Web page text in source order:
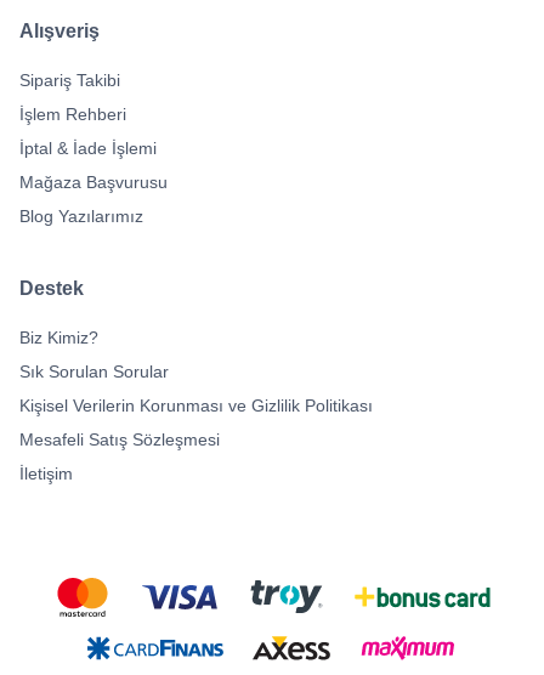
Alışveriş
Sipariş Takibi
İşlem Rehberi
İptal & İade İşlemi
Mağaza Başvurusu
Blog Yazılarımız
Destek
Biz Kimiz?
Sık Sorulan Sorular
Kişisel Verilerin Korunması ve Gizlilik Politikası
Mesafeli Satış Sözleşmesi
İletişim